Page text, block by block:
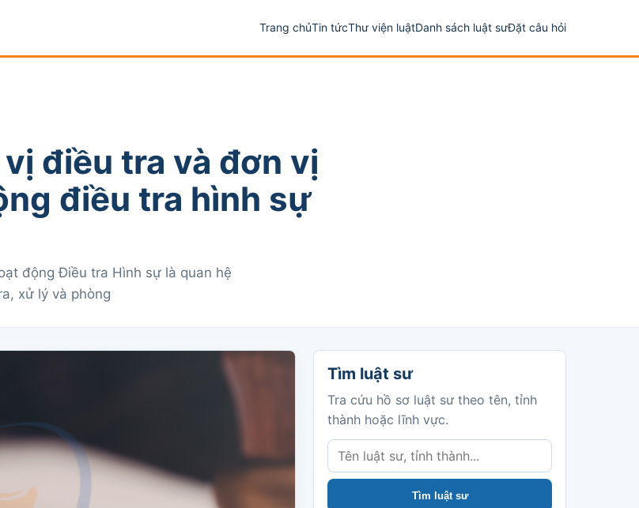
Trang chủTin tứcThư viện luậtDanh sách luật sưĐặt câu hỏi
điều tra và đơn vị
điều tra hình sự
động Điều tra Hình sự là quan hệ
xử lý và phòng
Tìm luật sư
Tra cứu hồ sơ luật sư theo tên, tỉnh
thành hoặc lĩnh vực.
Tìm luật sư
Tìm luật sư